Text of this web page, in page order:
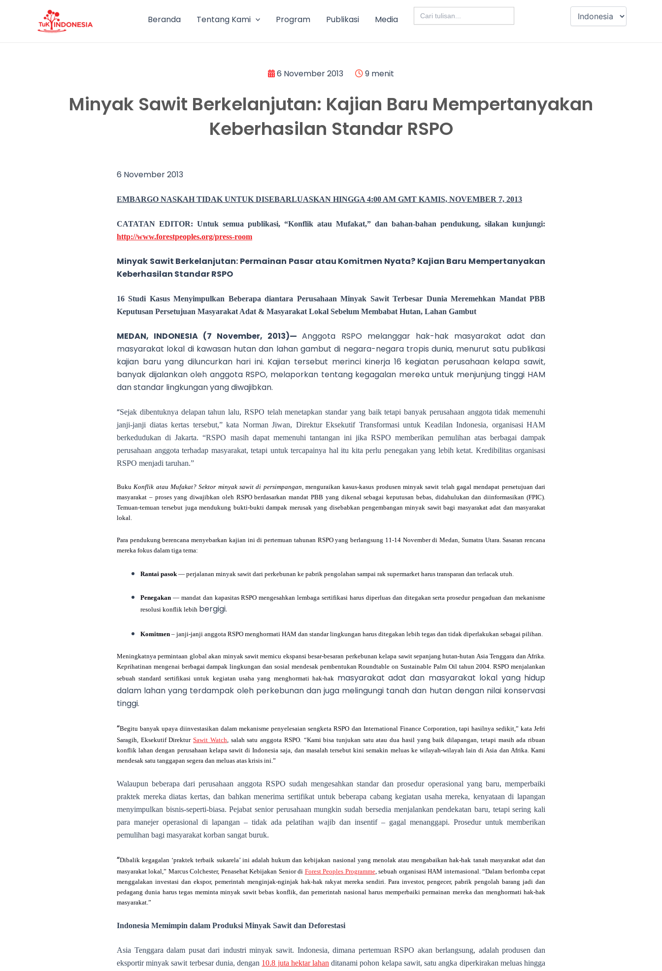
Beranda Tentang Kami Program Publikasi Media
Search
for:
6 November 2013 9 menit
Minyak Sawit Berkelanjutan: Kajian Baru Mempertanyakan
Keberhasilan Standar RSPO
6 November 2013
EMBARGO NASKAH TIDAK UNTUK DISEBARLUASKAN HINGGA 4:00 AM GMT KAMIS, NOVEMBER 7, 2013
CATATAN EDITOR: Untuk semua publikasi, “Konflik atau Mufakat,” dan bahan-bahan pendukung, silakan kunjungi:
http://www.forestpeoples.org/press-room
Minyak Sawit Berkelanjutan: Permainan Pasar atau Komitmen Nyata? Kajian Baru Mempertanyakan
Keberhasilan Standar RSPO
16 Studi Kasus Menyimpulkan Beberapa diantara Perusahaan Minyak Sawit Terbesar Dunia Meremehkan Mandat PBB
Keputusan Persetujuan Masyarakat Adat & Masyarakat Lokal Sebelum Membabat Hutan, Lahan Gambut
MEDAN, INDONESIA (7 November, 2013)—Anggota RSPO melanggar hak-hak masyarakat adat dan
masyarakat lokal di kawasan hutan dan lahan gambut di negara-negara tropis dunia, menurut satu publikasi
kajian baru yang diluncurkan hari ini. Kajian tersebut merinci kinerja 16 kegiatan perusahaan kelapa sawit,
banyak dijalankan oleh anggota RSPO, melaporkan tentang kegagalan mereka untuk menjunjung tinggi HAM
dan standar lingkungan yang diwajibkan.
“Sejak dibentuknya delapan tahun lalu, RSPO telah menetapkan standar yang baik tetapi banyak perusahaan anggota tidak memenuhi
janji-janji diatas kertas tersebut,” kata Norman Jiwan, Direktur Eksekutif Transformasi untuk Keadilan Indonesia, organisasi HAM
berkedudukan di Jakarta. “RSPO masih dapat memenuhi tantangan ini jika RSPO memberikan pemulihan atas berbagai dampak
perusahaan anggota terhadap masyarakat, tetapi untuk tercapainya hal itu kita perlu penegakan yang lebih ketat. Kredibilitas organisasi
RSPO menjadi taruhan.”
BukuKonflik atau Mufakat? Sektor minyak sawit di persimpangan, menguraikan kasus-kasus produsen minyak sawit telah gagal mendapat persetujuan dari
masyarakat – proses yang diwajibkan oleh RSPO berdasarkan mandat PBB yang dikenal sebagai keputusan bebas, didahulukan dan diinformasikan (FPIC).
Temuan-temuan tersebut juga mendukung bukti-bukti dampak merusak yang disebabkan pengembangan minyak sawit bagi masyarakat adat dan masyarakat
lokal.
Para pendukung berencana menyebarkan kajian ini di pertemuan tahunan RSPO yang berlangsung 11-14 November di Medan, Sumatra Utara. Sasaran rencana
mereka fokus dalam tiga tema:
Rantai pasok— perjalanan minyak sawit dari perkebunan ke pabrik pengolahan sampai rak supermarket harus transparan dan terlacak utuh.
Penegakan — mandat dan kapasitas RSPO mengesahkan lembaga sertifikasi harus diperluas dan ditegakan serta prosedur pengaduan dan mekanisme
resolusi konflik lebih bergigi.
Komitmen – janji-janji anggota RSPO menghormati HAM dan standar lingkungan harus ditegakan lebih tegas dan tidak diperlakukan sebagai pilihan.
Meningkatnya permintaan global akan minyak sawit memicu ekspansi besar-besaran perkebunan kelapa sawit sepanjang hutan-hutan Asia Tenggara dan Afrika.
Keprihatinan mengenai berbagai dampak lingkungan dan sosial mendesak pembentukan Roundtable on Sustainable Palm Oil tahun 2004. RSPO menjalankan
sebuah standard sertifikasi untuk kegiatan usaha yang menghormati hak-hak masyarakat adat dan masyarakat lokal yang hidup
dalam lahan yang terdampak oleh perkebunan dan juga melingungi tanah dan hutan dengan nilai konservasi
tinggi.
“Begitu banyak upaya diinvestasikan dalam mekanisme penyelesaian sengketa RSPO dan International Finance Corporation, tapi hasilnya sedikit,” kata Jefri
Saragih, Eksekutif DirekturSawit Watch, salah satu anggota RSPO. “Kami bisa tunjukan satu atau dua hasil yang baik dilapangan, tetapi masih ada ribuan
konflik lahan dengan perusahaan kelapa sawit di Indonesia saja, dan masalah tersebut kini semakin meluas ke wilayah-wilayah lain di Asia dan Afrika. Kami
mendesak satu tanggapan segera dan meluas atas krisis ini.”
Walaupun beberapa dari perusahaan anggota RSPO sudah mengesahkan standar dan prosedur operasional yang baru, memperbaiki
praktek mereka diatas kertas, dan bahkan menerima sertifikat untuk beberapa cabang kegiatan usaha mereka, kenyataan di lapangan
menyimpulkan bisnis-seperti-biasa. Pejabat senior perusahaan mungkin sudah bersedia menjalankan pendekatan baru, tetapi sering kali
para manejer operasional di lapangan – tidak ada pelatihan wajib dan insentif – gagal menanggapi. Prosedur untuk memberikan
pemulihan bagi masyarakat korban sangat buruk.
“Dibalik kegagalan ‘praktek terbaik sukarela’ ini adalah hukum dan kebijakan nasional yang menolak atau mengabaikan hak-hak tanah masyarakat adat dan
masyarakat lokal,” Marcus Colchester, Penasehat Kebijakan Senior di Forest Peoples Programme, sebuah organisasi HAM internasional. “Dalam berlomba cepat
menggalakan investasi dan ekspor, pemerintah menginjak-nginjak hak-hak rakyat mereka sendiri. Para investor, pengecer, pabrik pengolah barang jadi dan
pedagang dunia harus tegas meminta minyak sawit bebas konflik, dan pemerintah nasional harus memperbaiki permainan mereka dan menghormati hak-hak
masyarakat.”
Indonesia Memimpin dalam Produksi Minyak Sawit dan Deforestasi
Asia Tenggara dalam pusat dari industri minyak sawit. Indonesia, dimana pertemuan RSPO akan berlangsung, adalah produsen dan
eksportir minyak sawit terbesar dunia, dengan 10.8 juta hektar lahan ditanami pohon kelapa sawit, satu angka diperkirakan meluas hingga